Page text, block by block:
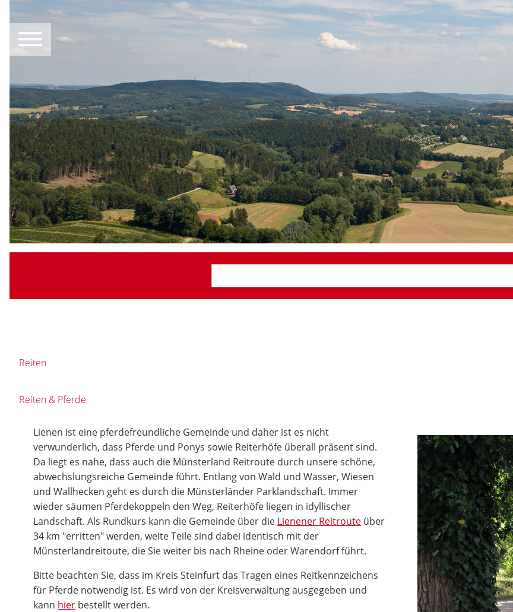
Reiten
Reiten & Pferde
Lienen ist eine pferdefreundliche Gemeinde und daher ist es nicht
verwunderlich, dass Pferde und Ponys sowie Reiterhöfe überall präsent sind.
Da liegt es nahe, dass auch die Münsterland Reitroute durch unsere schöne,
abwechslungsreiche Gemeinde führt. Entlang von Wald und Wasser, Wiesen
und Wallhecken geht es durch die Münsterländer Parklandschaft. Immer
wieder säumen Pferdekoppeln den Weg, Reiterhöfe liegen in idyllischer
Landschaft. Als Rundkurs kann die Gemeinde über die Lienener Reitroute über
34 km "erritten" werden, weite Teile sind dabei identisch mit der
Münsterlandreitoute, die Sie weiter bis nach Rheine oder Warendorf führt.
Bitte beachten Sie, dass im Kreis Steinfurt das Tragen eines Reitkennzeichens
für Pferde notwendig ist. Es wird von der Kreisverwaltung ausgegeben und
kann hier bestellt werden.